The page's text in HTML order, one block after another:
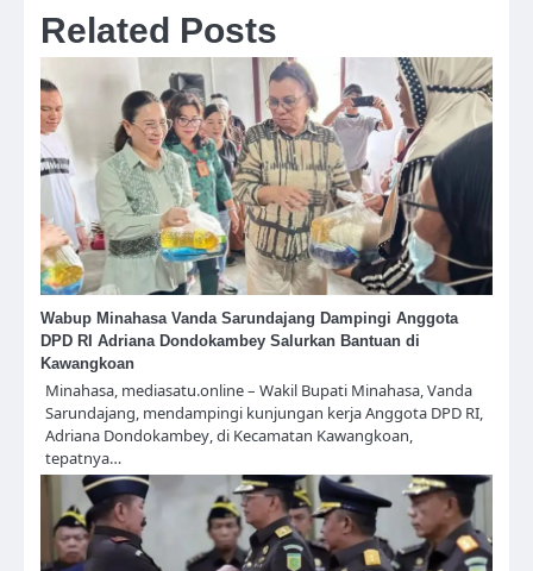
Related Posts
Wabup Minahasa Vanda Sarundajang Dampingi Anggota
DPD RI Adriana Dondokambey Salurkan Bantuan di
Kawangkoan
Minahasa, mediasatu.online – Wakil Bupati Minahasa, Vanda
Sarundajang, mendampingi kunjungan kerja Anggota DPD RI,
Adriana Dondokambey, di Kecamatan Kawangkoan,
tepatnya…